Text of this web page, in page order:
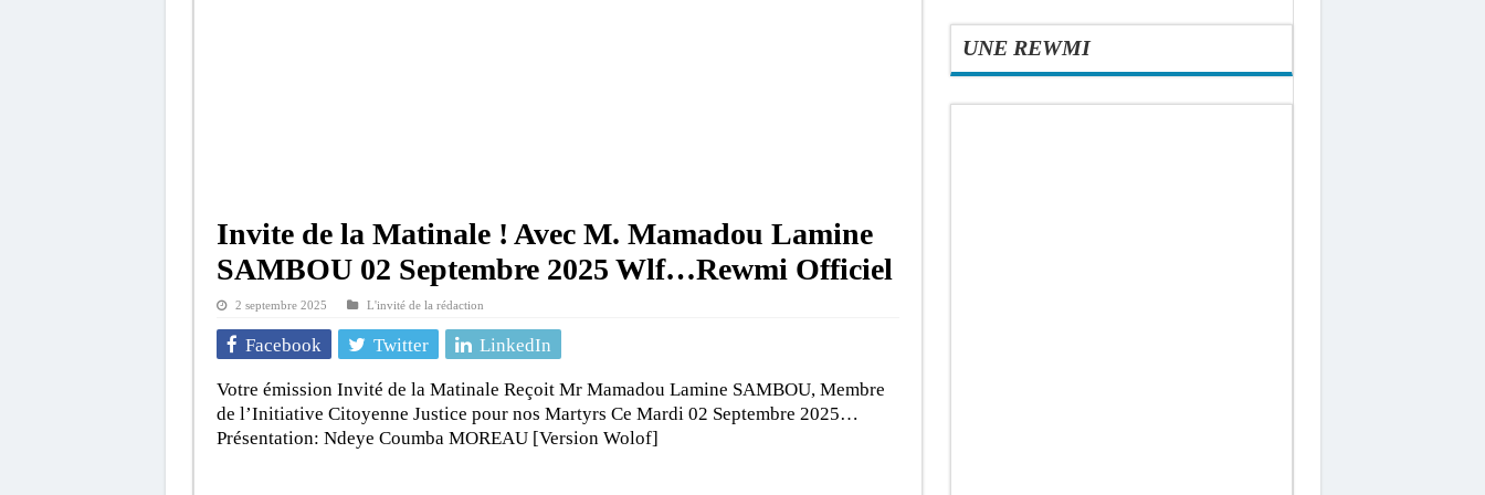
Invite de la Matinale ! Avec M. Mamadou Lamine
SAMBOU 02 Septembre 2025 Wlf…Rewmi Officiel
2 septembre 2025 L'invité de la rédaction
Facebook Twitter LinkedIn
Votre émission Invité de la Matinale Reçoit Mr Mamadou Lamine SAMBOU, Membre
de l’Initiative Citoyenne Justice pour nos Martyrs Ce Mardi 02 Septembre 2025…
Présentation: Ndeye Coumba MOREAU [Version Wolof]
UNE REWMI